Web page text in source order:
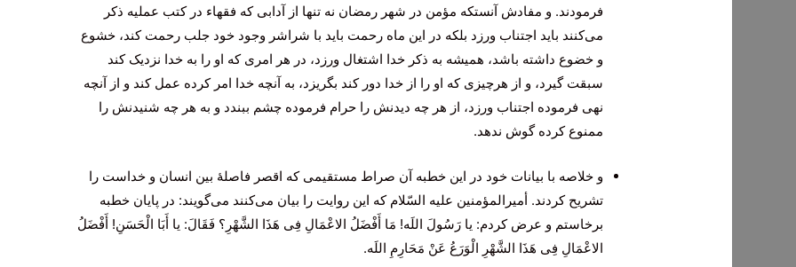
فرمودند. و مفادش‌ آنستکه‌ مؤمن‌ در شهر رمضان‌ نه‌ تنها از آدابی‌ که‌ فقهاء در کتب‌ عملیه‌ ذکر
می‌کنند باید اجتناب‌ ورزد بلکه‌ در این‌ ماه‌ رحمت‌ باید با شراشر وجود خود جلب‌ رحمت‌ کند، خشوع‌
و خضوع‌ داشته‌ باشد، همیشه‌ به‌ ذکر خدا اشتغال‌ ورزد، در هر امری‌ که‌ او را به‌ خدا نزدیک‌ کند
سبقت‌ گیرد، و از هرچیزی‌ که‌ او را از خدا دور کند بگریزد، به‌ آنچه‌ خدا امر کرده‌ عمل‌ کند و از آنچه‌
نهی‌ فرموده‌ اجتناب‌ ورزد، از هر چه‌ دیدنش‌ را حرام‌ فرموده‌ چشم‌ ببندد و به‌ هر چه‌ شنیدنش‌ را
ممنوع‌ کرده‌ گوش‌ ندهد.
و خلاصه‌ با بیانات‌ خود در این‌ خطبه‌ آن‌ صراط‌ مستقیمی‌ که‌ اقصر فاصلۀ بین‌ انسان‌ و خداست‌ را
تشریح‌ کردند. أمیرالمؤمنین‌ علیه‌ السّلام‌ که‌ این‌ روایت‌ را بیان‌ می‌کنند می‌گویند: در پایان‌ خطبه‌
برخاستم‌ و عرض‌ کردم‌: یا رَسُولَ اللَه! مَا أَفْضَلُ الاعْمَالِ فِی‌ هَذَا الشَّهْرِ؟ فَقَالَ: یا أَبَا الْحَسَنِ! أَفْضَلُ
الاعْمَالِ فِی‌ هَذَا الشَّهْرِ الْوَرَعُ عَنْ مَحَارِمِ اللَه.